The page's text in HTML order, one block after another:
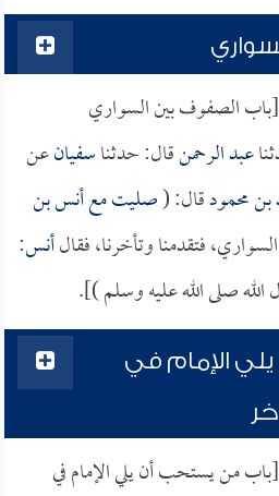
[باب الصفوف بين السواري
عبد الرحمنقال: حدثناسفيانعن
بن محمودقال: (صليت معأنس بن
فتقدمنا وتأخرنا، فقالأنس:
صلى الله عليه وسلم )].
الإمام في
من يستحب أن يلي الإمام في